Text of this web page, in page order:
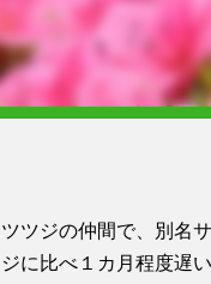
ツツジの仲間で、別名
ジに比べ１カ月程度遅